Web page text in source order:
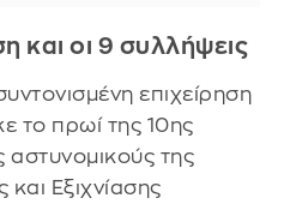
και οι 9 συλλήψεις
επιχείρηση
το πρωί της 10ης
αστυνομικούς της
Εξιχνίασης